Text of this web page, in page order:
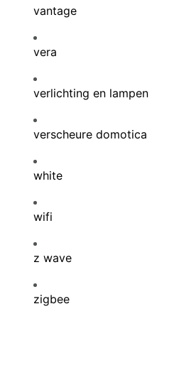
vantage
vera
verlichting en lampen
verscheure domotica
white
wifi
z wave
zigbee